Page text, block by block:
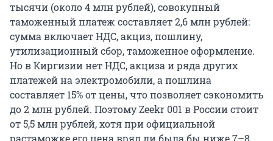
тысячи (около 4 млн рублей), совокупный
таможенный платеж составляет 2,6 млн рублей:
сумма включает НДС, акциз, пошлину,
утилизационный сбор, таможенное оформление.
Но в Киргизии нет НДС, акциза и ряда других
платежей на электромобили, а пошлина
составляет 15% от цены, что позволяет сэкономить
до 2 млн рублей. Поэтому Zeekr 001 в России стоит
от 5,5 млн рублей, хотя при официальной
растаможке его цена вряд ли была бы ниже 7–8